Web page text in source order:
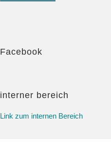
Facebook
interner bereich
Link zum internen Bereich